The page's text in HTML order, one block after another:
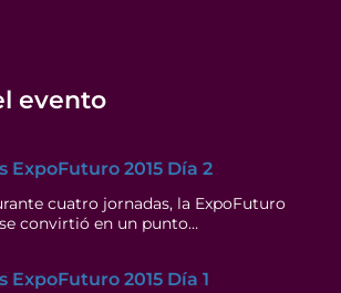
evento
ExpoFuturo 2015 Día 2
cuatro jornadas, la ExpoFuturo
convirtió en un punto…
ExpoFuturo 2015 Día 1